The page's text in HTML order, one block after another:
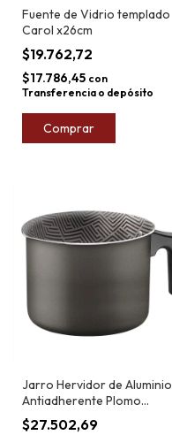
Fuente de Vidrio templado
Carol x26cm
$19.762,72
$17.786,45 con
Transferencia o depósito
Comprar
Jarro Hervidor de Aluminio
Antiadherente Plomo
Tramontina 16cm 2,7L
$27.502,69